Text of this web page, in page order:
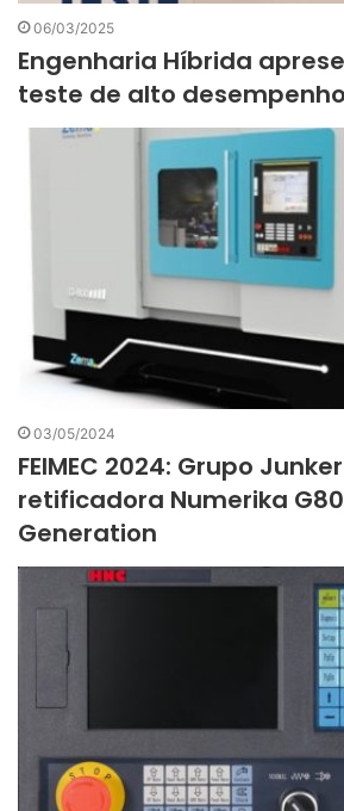
06/03/2025
Engenharia Híbrida
teste de alto desempenho
03/05/2024
FEIMEC 2024: Grupo
retificadora Numerika
Generation